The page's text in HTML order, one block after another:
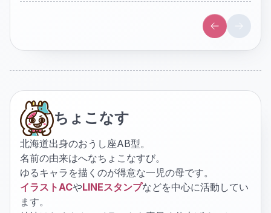
ちょこなす
北海道出身のおうし座AB型。
名前の由来はへなちょこなすび。
ゆるキャラを描くのが得意な一児の母です。
イラストACやLINEスタンプなどを中心に活動してい
ます。